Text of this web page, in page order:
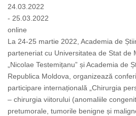
24.03.2022
- 25.03.2022
online
La 24-25 martie 2022, Academia de
parteneriat cu Universitatea de Stat de
„Nicolae Testemițanu” și Academia de
Republica Moldova, organizează
participare internațională „Chirurgia
– chirurgia viitorului (anomaliile
pretumorale, tumorile benigne și